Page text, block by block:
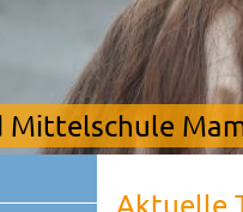
Mittelschule
Aktuelle